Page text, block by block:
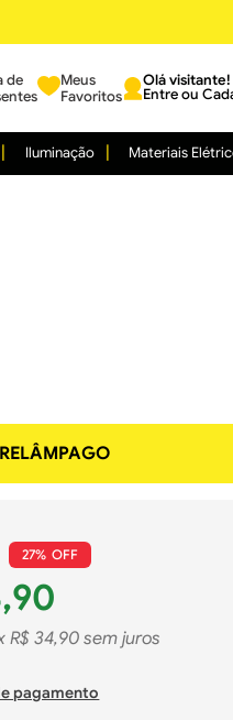
de
Meus
Favoritos
Entre ou
Iluminação Materiais
RELÂMPAGO
27%
,90
R$ 34,90sem juros
pagamento